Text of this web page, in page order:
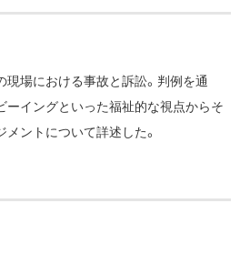
場における事故と訴訟。判例を通
ーイングといった福祉的な視点からそ
ントについて詳述した。